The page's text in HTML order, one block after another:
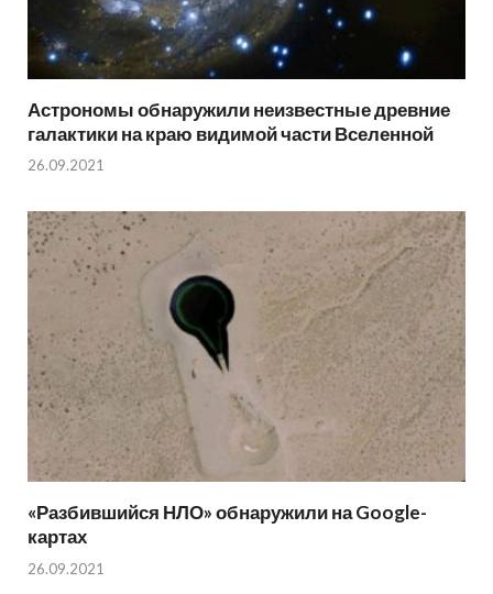
Астрономы обнаружили неизвестные древние
галактики на краю видимой части Вселенной
26.09.2021
«Разбившийся НЛО» обнаружили на Google-
картах
26.09.2021